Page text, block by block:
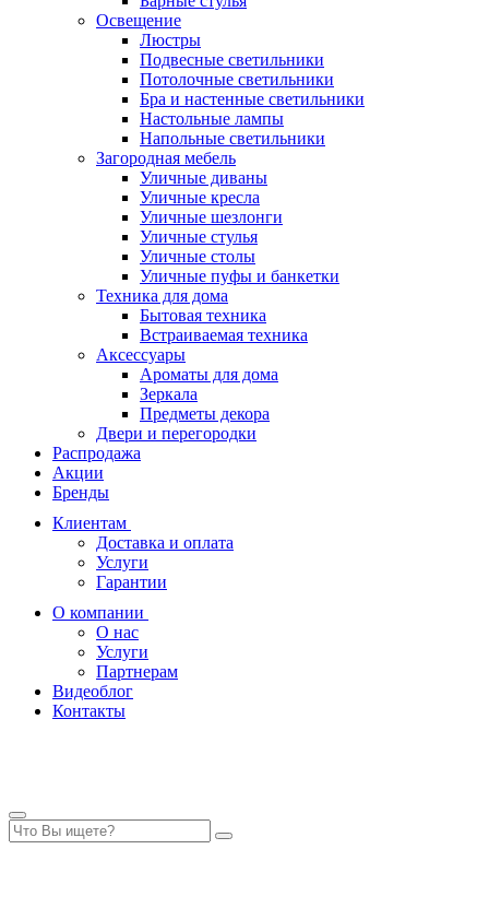
Освещение
Люстры
Подвесные светильники
Потолочные светильники
Бра и настенные светильники
Настольные лампы
Напольные светильники
Загородная мебель
Уличные диваны
Уличные кресла
Уличные шезлонги
Уличные стулья
Уличные столы
Уличные пуфы и банкетки
Техника для дома
Бытовая техника
Встраиваемая техника
Аксессуары
Ароматы для дома
Зеркала
Предметы декора
Двери и перегородки
Распродажа
Акции
Бренды
Клиентам
Доставка и оплата
Услуги
Гарантии
О компании
О нас
Услуги
Партнерам
Видеоблог
Контакты